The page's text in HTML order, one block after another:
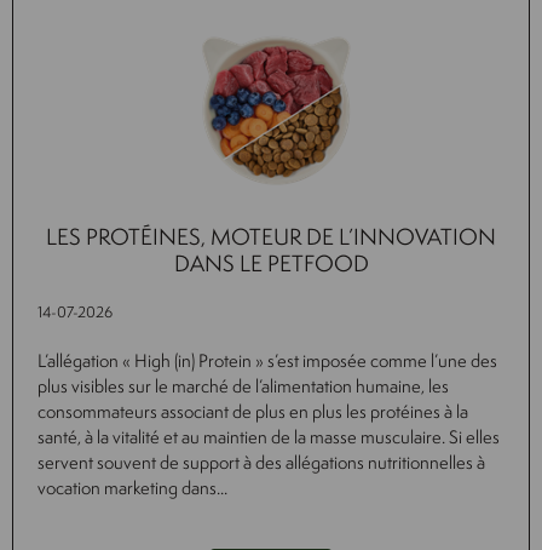
LES PROTÉINES, MOTEUR DE L’INNOVATION
DANS LE PETFOOD
14-07-2026
L’allégation « High (in) Protein » s’est imposée comme l’une des
plus visibles sur le marché de l’alimentation humaine, les
consommateurs associant de plus en plus les protéines à la
santé, à la vitalité et au maintien de la masse musculaire. Si elles
servent souvent de support à des allégations nutritionnelles à
vocation marketing dans...